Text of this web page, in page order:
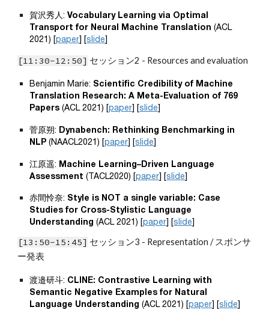
賀沢秀人: Vocabulary Learning via Optimal
Transport for Neural Machine Translation (ACL
2021) [paper] [slide]
[11 :30-12 : 50] セッション2 - Resources and evaluation
Benjamin Marie: Scientific Credibility of Machine
Translation Research: A Meta-Evaluation of 769
Papers (ACL 2021) [paper] [slide]
菅原朔: Dynabench: Rethinking Benchmarking in
NLP (NAACL2021) [paper] [slide]
江原遥: Machine Learning–Driven Language
Assessment (TACL2020) [paper] [slide]
赤間怜奈: Style is NOT a single variable: Case
Studies for Cross-Stylistic Language
Understanding (ACL 2021) [paper] [slide]
[13 : 50-15 :45] セッション3 - Representation / スポンサ
ー発表
渡邉研斗: CLINE: Contrastive Learning with
Semantic Negative Examples for Natural
Language Understanding (ACL 2021) [paper] [slide]